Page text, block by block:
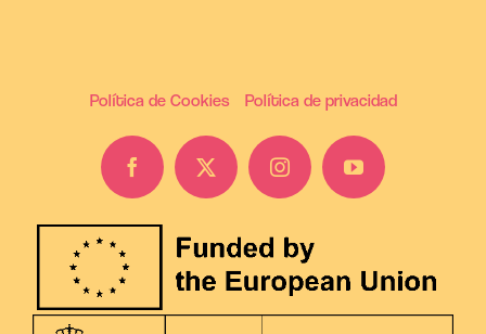
Política de Cookies Política de privacidad